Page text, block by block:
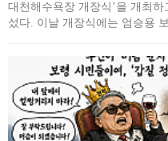
대천해수욕장 개장식’을 개최
섰다. 이날 개장식에는 엄승용